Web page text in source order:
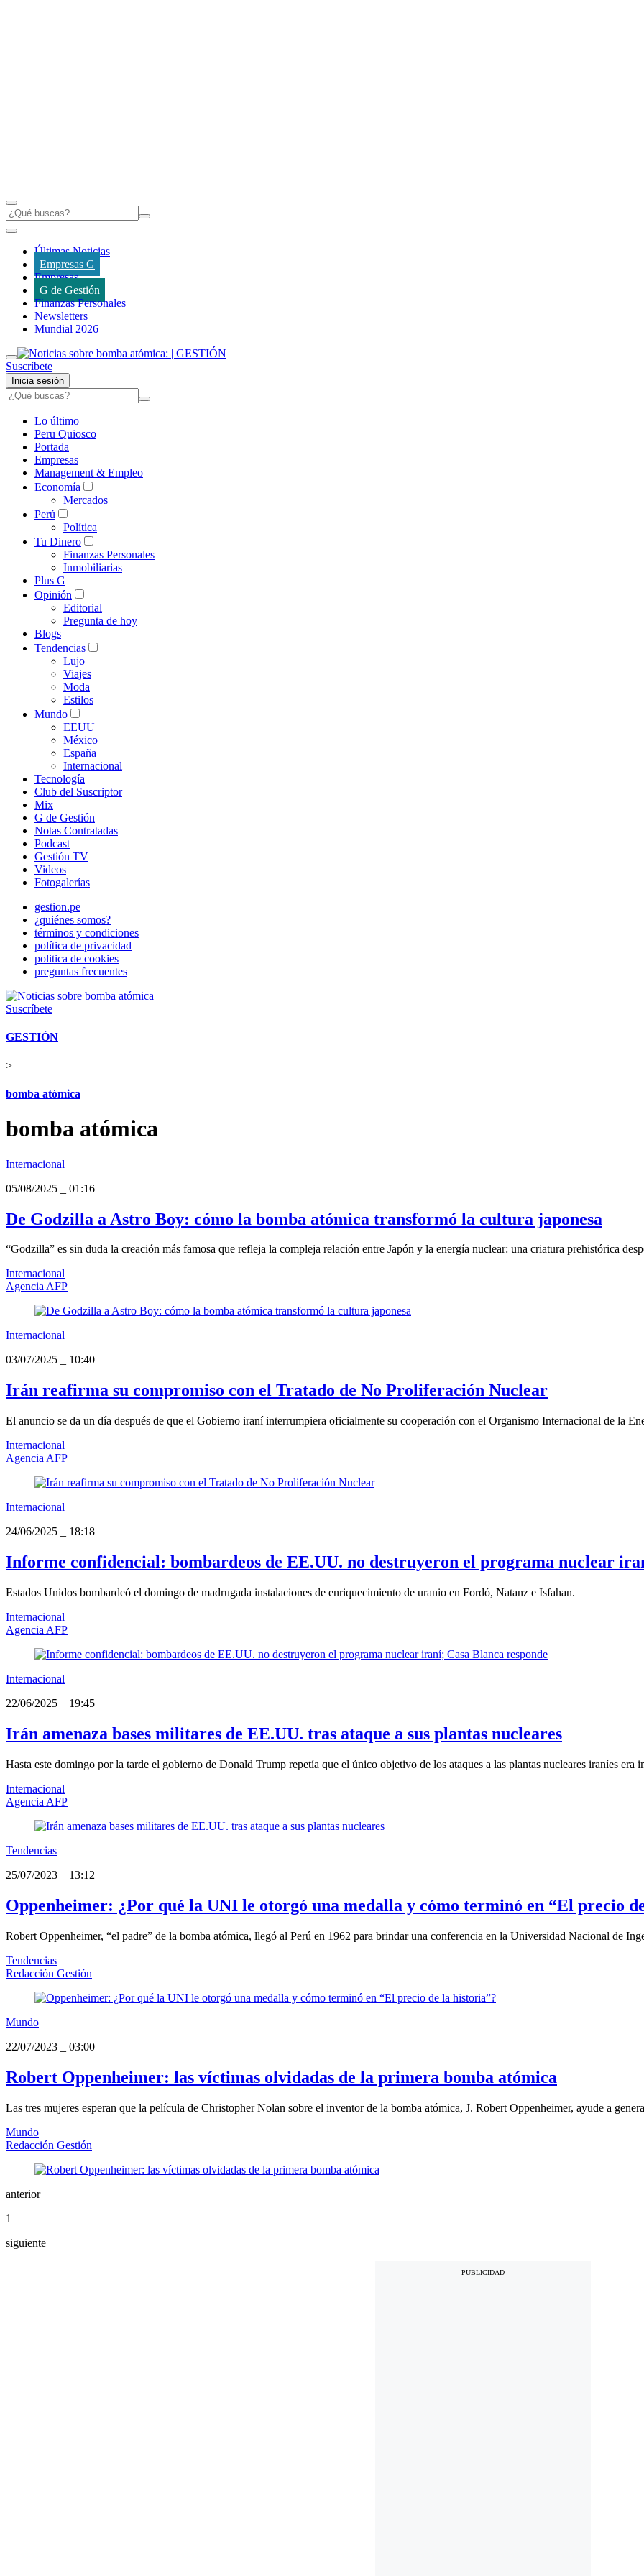
Últimas Noticias
Empresas G
Empresas
G de Gestión
Finanzas Personales
Newsletters
Mundial 2026
Suscríbete
Inicia sesión
Lo último
Peru Quiosco
Portada
Empresas
Management & Empleo
Economía
Mercados
Perú
Política
Tu Dinero
Finanzas Personales
Inmobiliarias
Plus G
Opinión
Editorial
Pregunta de hoy
Blogs
Tendencias
Lujo
Viajes
Moda
Estilos
Mundo
EEUU
México
España
Internacional
Tecnología
Club del Suscriptor
Mix
G de Gestión
Notas Contratadas
Podcast
Gestión TV
Videos
Fotogalerías
gestion.pe
¿quiénes somos?
términos y condiciones
política de privacidad
politica de cookies
preguntas frecuentes
Suscríbete
GESTIÓN
>
bomba atómica
bomba atómica
Internacional
05/08/2025
01:16
De Godzilla a Astro Boy: cómo la bomba atómica transformó la cultura japonesa
“Godzilla” es sin duda la creación más famosa que refleja la compleja relación entre Japón y la energía nuclear: una criatura prehistórica
Internacional
Agencia AFP
Internacional
03/07/2025
10:40
Irán reafirma su compromiso con el Tratado de No Proliferación Nuclear
El anuncio se da un día después de que el Gobierno iraní interrumpiera oficialmente su cooperación con el Organismo Internacional de la
Internacional
Agencia AFP
Internacional
24/06/2025
18:18
Informe confidencial: bombardeos de EE.UU. no destruyeron el programa nuclear
Estados Unidos bombardeó el domingo de madrugada instalaciones de enriquecimiento de uranio en Fordó, Natanz e Isfahan.
Internacional
Agencia AFP
Internacional
22/06/2025
19:45
Irán amenaza bases militares de EE.UU. tras ataque a sus plantas nucleares
Hasta este domingo por la tarde el gobierno de Donald Trump repetía que el único objetivo de los ataques a las plantas nucleares iraníes era
Internacional
Agencia AFP
Tendencias
25/07/2023
13:12
Oppenheimer: ¿Por qué la UNI le otorgó una medalla y cómo terminó en “El precio
Robert Oppenheimer, “el padre” de la bomba atómica, llegó al Perú en 1962 para brindar una conferencia en la Universidad Nacional de
Tendencias
Redacción Gestión
Mundo
22/07/2023
03:00
Robert Oppenheimer: las víctimas olvidadas de la primera bomba atómica
Las tres mujeres esperan que la película de Christopher Nolan sobre el inventor de la bomba atómica, J. Robert Oppenheimer, ayude a
Mundo
Redacción Gestión
anterior
1
siguiente